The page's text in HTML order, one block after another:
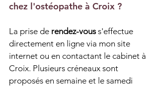
chez l'ostéopathe à Croix ?
La prise de rendez-vous s'effectue
directement en ligne via mon site
internet ou en contactant le cabinet à
Croix. Plusieurs créneaux sont
proposés en semaine et le samedi